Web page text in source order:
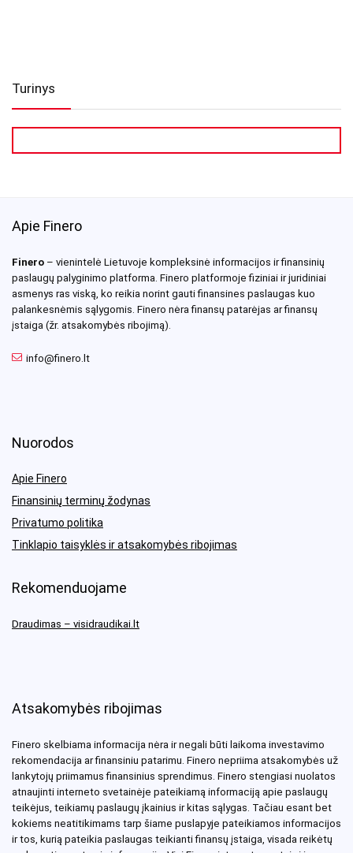
Turinys
Apie Finero
Finero – vienintelė Lietuvoje kompleksinė informacijos ir finansinių
paslaugų palyginimo platforma. Finero platformoje fiziniai ir juridiniai
asmenys ras viską, ko reikia norint gauti finansines paslaugas kuo
palankesnėmis sąlygomis. Finero nėra finansų patarėjas ar finansų
įstaiga (žr. atsakomybės ribojimą).
info@finero.lt
Nuorodos
Apie Finero
Finansinių terminų žodynas
Privatumo politika
Tinklapio taisyklės ir atsakomybės ribojimas
Rekomenduojame
Draudimas – visidraudikai.lt
Atsakomybės ribojimas
Finero skelbiama informacija nėra ir negali būti laikoma investavimo
rekomendacija ar finansiniu patarimu. Finero nepriima atsakomybės už
lankytojų priimamus finansinius sprendimus. Finero stengiasi nuolatos
atnaujinti interneto svetainėje pateikiamą informaciją apie paslaugų
teikėjus, teikiamų paslaugų įkainius ir kitas sąlygas. Tačiau esant bet
kokiems neatitikimams tarp šiame puslapyje pateikiamos informacijos
ir tos, kurią pateikia paslaugas teikianti finansų įstaiga, visada reikėtų